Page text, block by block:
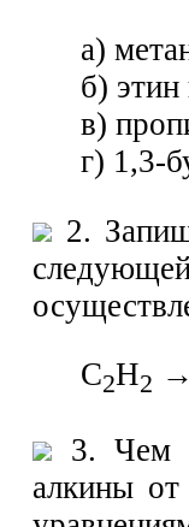
а)
б) этин
в)
г) 1,3-
2.
С2Н2
3. Чем
алкины от